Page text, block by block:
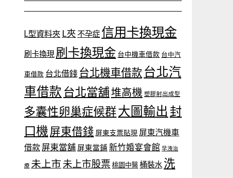
L型資料夾 L夾 不孕症 信用卡換現金
刷卡換現 刷卡換現金 台中機車借款 台中汽
車借款 台北借錢 台北機車借款 台北汽
車借款 台北當舖堆高機 塑膠射出成型
多囊性卵巢症候群大圖輸出 封
口機 屏東借錢 屏東支票貼現 屏東汽機車
借款 屏東當舖 屏東當鋪 新竹婚宴會館 早洩治
療 未上市 未上市股票 桃園中醫桶裝水 洗